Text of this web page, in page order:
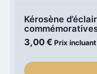
Kérosène
3,00€ Prix